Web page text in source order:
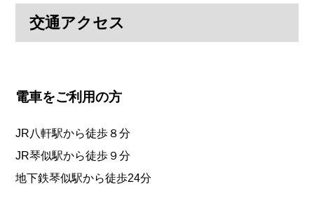
交通アクセス
電車をご利用の方
JR八軒駅から徒歩８分
JR琴似駅から徒歩９分
地下鉄琴似駅から徒歩24分